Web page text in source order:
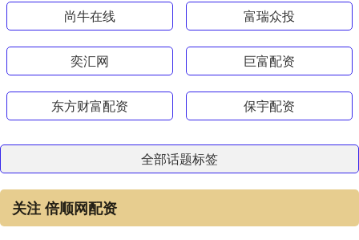
尚牛在线 富瑞众投
奕汇网 巨富配资
东方财富配资 保宇配资
全部话题标签
关注 倍顺网配资